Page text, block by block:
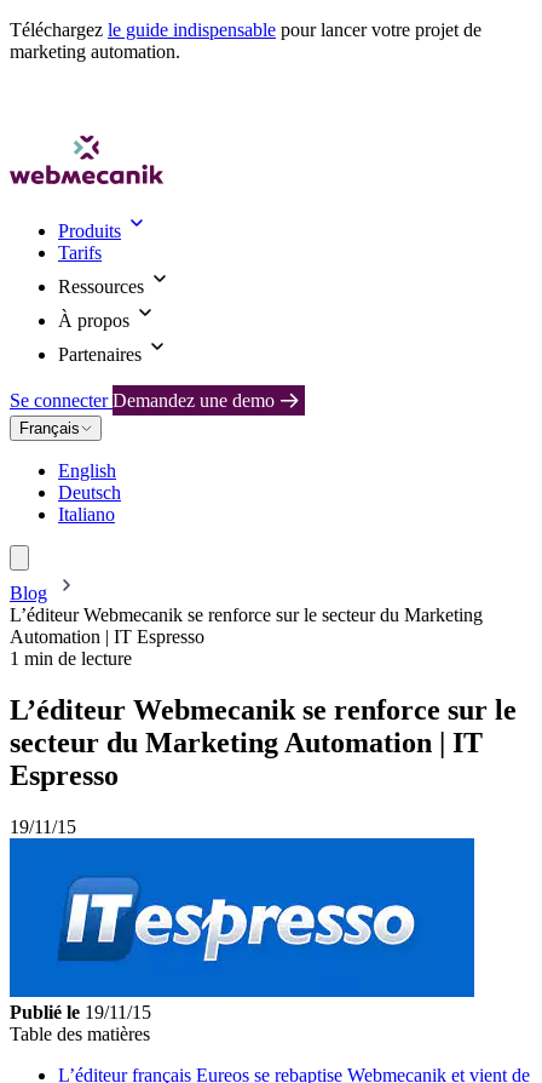
Téléchargez le guide indispensable pour lancer votre projet de
marketing automation.
Produits
Tarifs
Ressources
À propos
Partenaires
Se connecterDemandez une demo
Français
English
Deutsch
Italiano
Blog
L’éditeur Webmecanik se renforce sur le secteur du Marketing
Automation | IT Espresso
1 min de lecture
L’éditeur Webmecanik se renforce sur le
secteur du Marketing Automation | IT
Espresso
19/11/15
Publié le 19/11/15
Table des matières
L’éditeur français Eureos se rebaptise Webmecanik et vient de